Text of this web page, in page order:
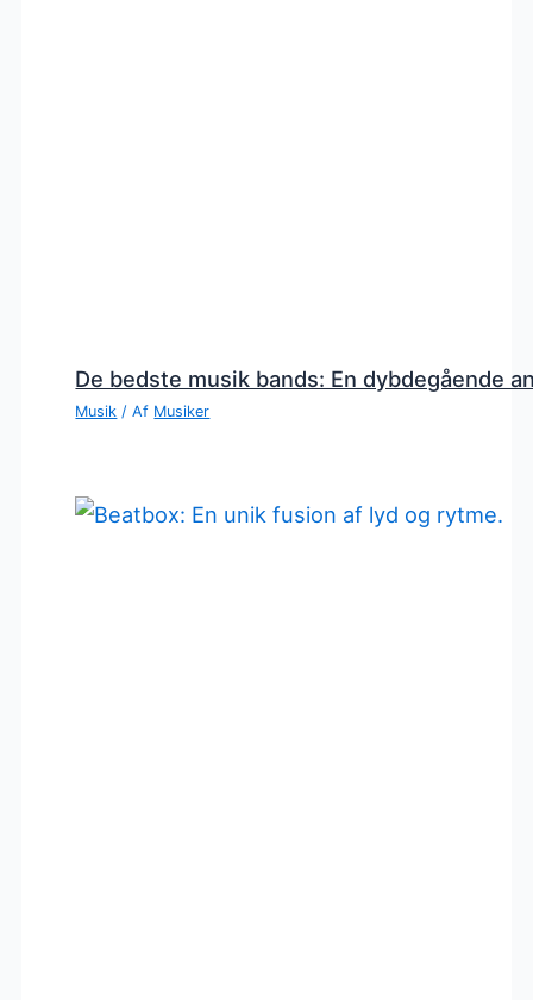
De bedste musik bands: En dybdegående
Musik / Af Musiker